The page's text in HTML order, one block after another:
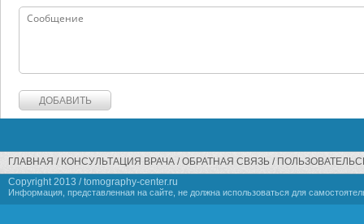
ГЛАВНАЯ КОНСУЛЬТАЦИЯ ВРАЧА ОБРАТНАЯ СВЯЗЬ
Copyright 2013 / tomography-center.ru
Информация, представленная на сайте, не должна использоваться для